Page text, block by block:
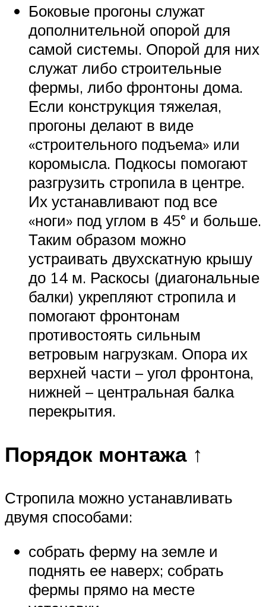
Боковые прогоны служат
дополнительной опорой для
самой системы. Опорой для них
служат либо строительные
фермы, либо фронтоны дома.
Если конструкция тяжелая,
прогоны делают в виде
«строительного подъема» или
коромысла. Подкосы помогают
разгрузить стропила в центре.
Их устанавливают под все
«ноги» под углом в 45° и больше.
Таким образом можно
устраивать двухскатную крышу
до 14 м. Раскосы (диагональные
балки) укрепляют стропила и
помогают фронтонам
противостоять сильным
ветровым нагрузкам. Опора их
верхней части – угол фронтона,
нижней – центральная балка
перекрытия.
Порядок монтажа ↑
Стропила можно устанавливать
двумя способами:
собрать ферму на земле и
поднять ее наверх; собрать
фермы прямо на месте